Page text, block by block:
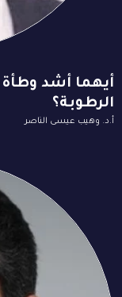
أيهما أشد وطأة
الرطوبة؟
أ.د. وهيب عيسى الناصر